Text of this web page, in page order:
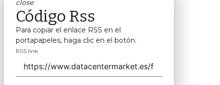
close
Código Rss
Para copiar el enlace RSS en el
portapapeles, haga clic en el botón.
RSS link